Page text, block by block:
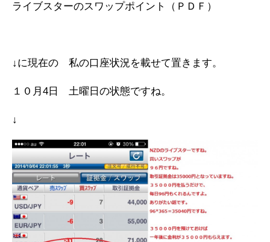
ライブスターのスワップポイント（ＰＤＦ）
↓に現在の 私の口座状況を載せて置きます。
１０月4日 土曜日の状態ですね。
↓